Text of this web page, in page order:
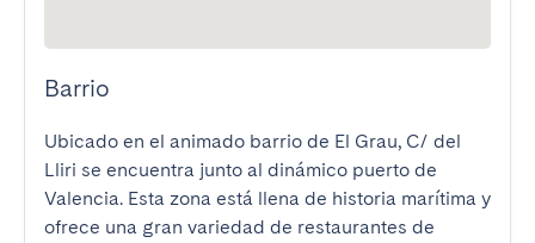
Barrio
Ubicado en el animado barrio de El Grau, C/ del
Lliri se encuentra junto al dinámico puerto de
Valencia. Esta zona está llena de historia marítima y
ofrece una gran variedad de restaurantes de